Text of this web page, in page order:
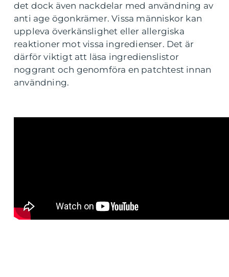
det dock även nackdelar med användning av
anti age ögonkrämer. Vissa människor kan
uppleva överkänslighet eller allergiska
reaktioner mot vissa ingredienser. Det är
därför viktigt att läsa ingredienslistor
noggrant och genomföra en patchtest innan
användning.